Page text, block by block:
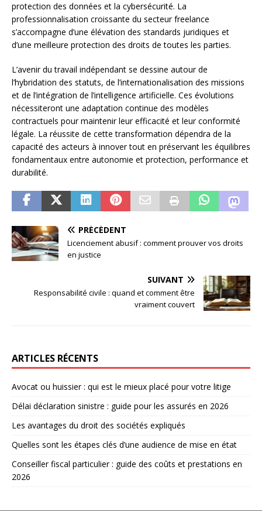
protection des données et la cybersécurité. La
professionnalisation croissante du secteur freelance
s’accompagne d’une élévation des standards juridiques et
d’une meilleure protection des droits de toutes les parties.
L’avenir du travail indépendant se dessine autour de
l’hybridation des statuts, de l’internationalisation des missions
et de l’intégration de l’intelligence artificielle. Ces évolutions
nécessiteront une adaptation continue des modèles
contractuels pour maintenir leur efficacité et leur conformité
légale. La réussite de cette transformation dépendra de la
capacité des acteurs à innover tout en préservant les équilibres
fondamentaux entre autonomie et protection, performance et
durabilité.
PRÉCÉDENT
Licenciement abusif : comment prouver vos droits
en justice
SUIVANT
Responsabilité civile : quand et comment être
vraiment couvert
ARTICLES RÉCENTS
Avocat ou huissier : qui est le mieux placé pour votre litige
Délai déclaration sinistre : guide pour les assurés en 2026
Les avantages du droit des sociétés expliqués
Quelles sont les étapes clés d’une audience de mise en état
Conseiller fiscal particulier : guide des coûts et prestations en
2026